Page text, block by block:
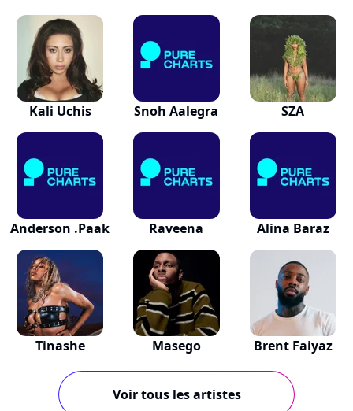
Kali Uchis Snoh Aalegra SZA
Anderson .Paak Raveena Alina Baraz
Tinashe Masego Brent Faiyaz
Voir tous les artistes